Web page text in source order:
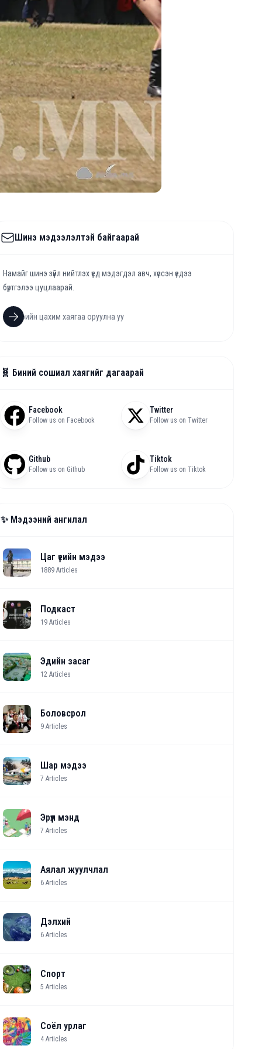
Шинэ мэдээлэлтэй байгаарай
Намайг шинэ зүйл нийтлэх үед мэдэгдэл авч, хүссэн үедээ
бүртгэлээ цуцлаарай.
🧬 Биний сошиал хаягийг дагаарай
Facebook
Follow us on Facebook
Twitter
Follow us on Twitter
Github
Follow us on Github
Tiktok
Follow us on Tiktok
✨ Мэдээний ангилал
Цаг үеийн мэдээ
1889 Articles
Подкаст
19 Articles
Эдийн засаг
12 Articles
Боловсрол
9 Articles
Шар мэдээ
7 Articles
Эрүүл мэнд
7 Articles
Аялал жуулчлал
6 Articles
Дэлхий
6 Articles
Спорт
5 Articles
Соёл урлаг
4 Articles